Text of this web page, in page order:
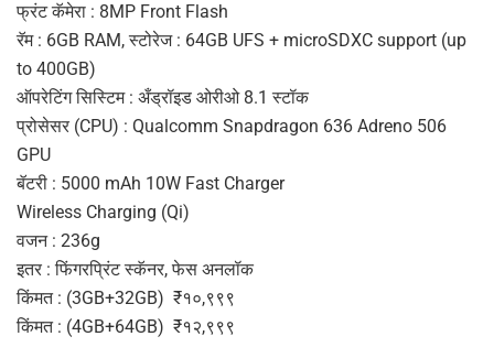
फ्रंट कॅमेरा : 8MP Front Flash
रॅम : 6GB RAM, स्टोरेज : 64GB UFS + microSDXC support (up
to 400GB)
ऑपरेटिंग सिस्टिम : अँड्रॉइड ओरीओ 8.1 स्टॉक
प्रोसेसर (CPU) : Qualcomm Snapdragon 636 Adreno 506
GPU
बॅटरी : 5000 mAh 10W Fast Charger
Wireless Charging (Qi)
वजन : 236g
इतर : फिंगरप्रिंट स्कॅनर, फेस अनलॉक
किंमत : (3GB+32GB) ₹१०,९९९
किंमत : (4GB+64GB) ₹१२,९९९